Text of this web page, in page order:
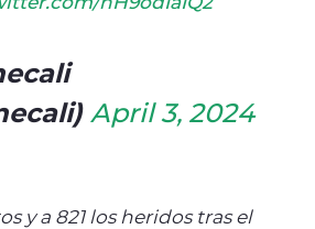
April 3, 2024
y a 821 los heridos tras el